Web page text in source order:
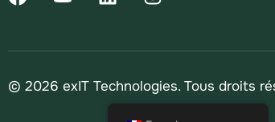
© 2026 exIT Technologies. Tous droits